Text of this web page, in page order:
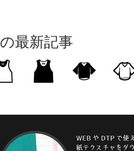
の最新記事